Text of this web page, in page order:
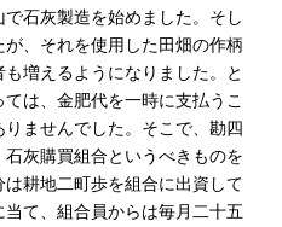
石灰製造を始めました。そし
、それを使用した田畑の作柄
増えるようになりました。と
は、金肥代を一時に支払うこ
ませんでした。そこで、勘四
灰購買組合というべきものを
耕地二町歩を組合に出資して
て、組合員からは毎月二十五